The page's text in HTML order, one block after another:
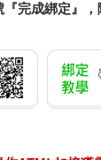
完成綁定』